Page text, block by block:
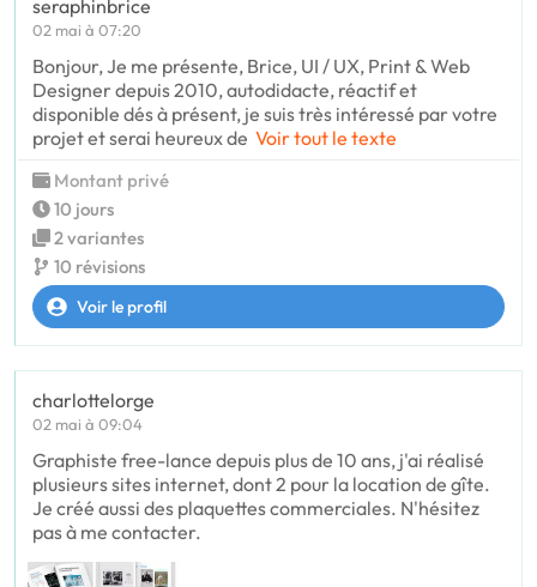
seraphinbrice
02 mai à 07:20
Bonjour, Je me présente, Brice, UI / UX, Print & Web
Designer depuis 2010, autodidacte, réactif et
disponible dés à présent, je suis très intéressé par votre
projet et serai heureux de Voir tout le texte
Montant privé
10 jours
2 variantes
10 révisions
Voir le profil
charlottelorge
02 mai à 09:04
Graphiste free-lance depuis plus de 10 ans, j'ai réalisé
plusieurs sites internet, dont 2 pour la location de gîte.
Je créé aussi des plaquettes commerciales. N'hésitez
pas à me contacter.